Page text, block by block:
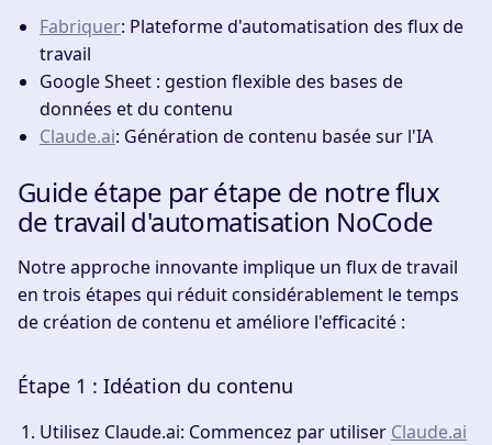
Fabriquer: Plateforme d'automatisation des flux de
travail
Google Sheet : gestion flexible des bases de
données et du contenu
Claude.ai: Génération de contenu basée sur l'IA
Guide étape par étape de notre flux
de travail d'automatisation NoCode
Notre approche innovante implique un flux de travail
en trois étapes qui réduit considérablement le temps
de création de contenu et améliore l'efficacité :
Étape 1 : Idéation du contenu
Utilisez Claude.ai: Commencez par utiliser Claude.ai